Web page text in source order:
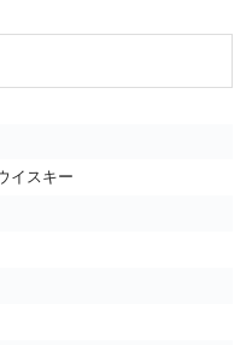
イスキー